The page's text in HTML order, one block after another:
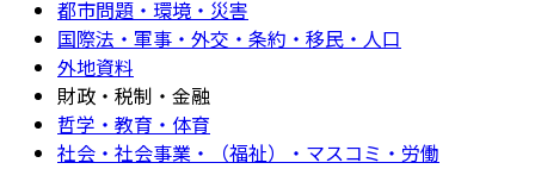
都市問題・環境・災害
国際法・軍事・外交・条約・移民・人口
外地資料
財政・税制・金融
哲学・教育・体育
社会・社会事業・（福祉）・マスコミ・労働